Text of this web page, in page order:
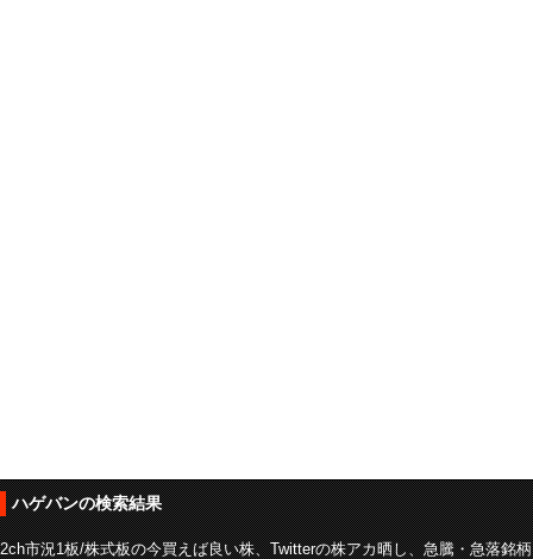
ハゲバンの検索結果
2ch市況1板/株式板の今買えば良い株、Twitterの株アカ晒し、急騰・急落銘柄